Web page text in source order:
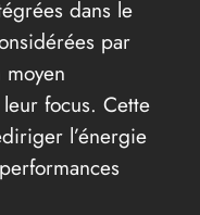
dans le
par
focus. Cette
l’énergie